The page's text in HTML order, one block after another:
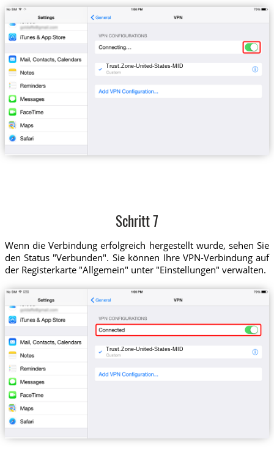
Trust.Zone-United-States-MID
Schritt 7
Wenn die Verbindung erfolgreich hergestellt wurde, sehen Sie
den Status "Verbunden". Sie können Ihre VPN-Verbindung auf
der Registerkarte "Allgemein" unter "Einstellungen" verwalten.
Trust.Zone-United-States-MID